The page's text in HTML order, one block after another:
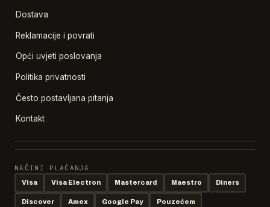
Dostava
Reklamacije i povrati
Opći uvjeti poslovanja
Politika privatnosti
Često postavljana pitanja
Kontakt
NAČINI PLAĆANJA
Visa Visa Electron Mastercard Maestro Diners
Discover Amex Google Pay Pouzećem